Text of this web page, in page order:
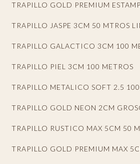
TRAPILLO GOLD PREMIUM
TRAPILLO JASPE 3CM 50 MTROS
TRAPILLO GALACTICO 3CM 100
TRAPILLO PIEL 3CM 100 METROS
TRAPILLO METALICO SOFT 2.5
TRAPILLO GOLD NEON 2CM
TRAPILLO RUSTICO MAX 5CM 50
TRAPILLO GOLD PREMIUM MAX